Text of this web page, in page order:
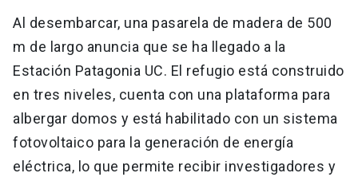
Al desembarcar, una pasarela de madera de 500
m de largo anuncia que se ha llegado a la
Estación Patagonia UC. El refugio está construido
en tres niveles, cuenta con una plataforma para
albergar domos y está habilitado con un sistema
fotovoltaico para la generación de energía
eléctrica, lo que permite recibir investigadores y